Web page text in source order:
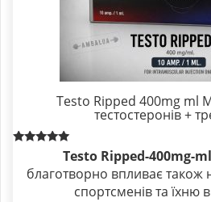
Testo Ripped 400mg ml
тестостеронів +
out of 5
Testo Ripped-400mg-
благотворно впливає також
спортсменів та їхню